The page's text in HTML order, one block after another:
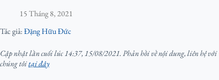
15 Tháng 8, 2021
Tác giả:Đặng Hữu Đức
Cập nhật lần cuối lúc 14:37, 15/08/2021. Phản hồi về nội dung, liên hệ với
chúng tôitại đây